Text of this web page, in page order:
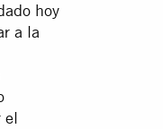
hoy
a la
el